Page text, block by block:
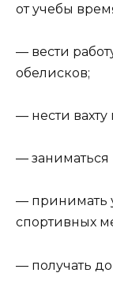
от учебы
— вести
обелисков;
— нести вахту
— заниматься
— принимать
спортивных
— получать